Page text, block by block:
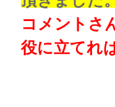
コメントさ
役に立てれ